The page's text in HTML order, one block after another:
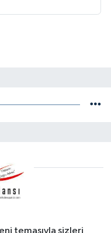
temasıyla sizleri